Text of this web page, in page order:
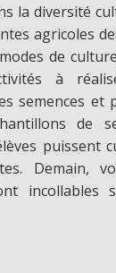
la diversité
agricoles
de
à
semences et
de
puissent
Demain,
incollables